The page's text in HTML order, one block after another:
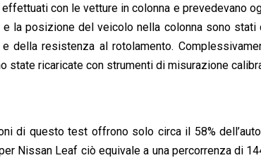
con le vetture in colonna e prevedevano
la posizione del veicolo nella colonna sono stati
resistenza al rotolamento.
state ricaricate con strumenti di misurazione
di questo test offrono solo circa il 58%
Nissan Leaf ciò equivale a una percorrenza di